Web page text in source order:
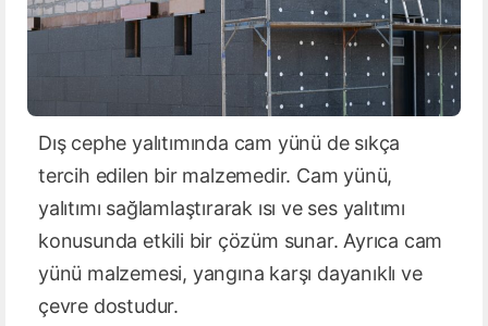
Dış cephe yalıtımında cam yünü de sıkça
tercih edilen bir malzemedir. Cam yünü,
yalıtımı sağlamlaştırarak ısı ve ses yalıtımı
konusunda etkili bir çözüm sunar. Ayrıca cam
yünü malzemesi, yangına karşı dayanıklı ve
çevre dostudur.